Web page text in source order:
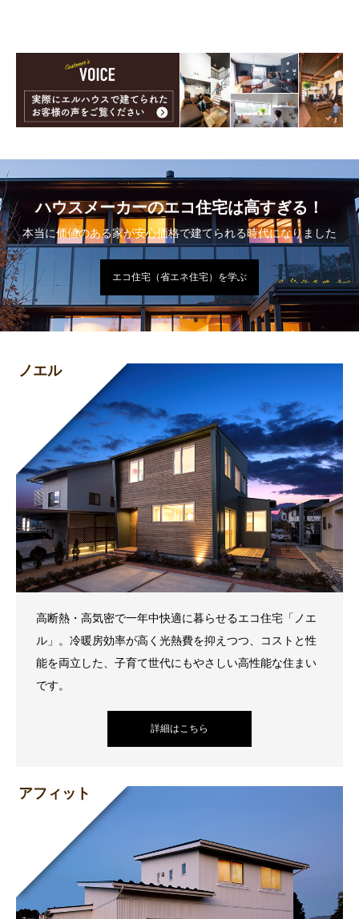
ハウスメーカーのエコ住宅は高すぎる！
本当に価値のある家が安心価格で建てられる時代になりました
エコ住宅（省エネ住宅）を学ぶ
ノエル
高断熱・高気密で一年中快適に暮らせるエコ住宅「ノエ
ル」。冷暖房効率が高く光熱費を抑えつつ、コストと性
能を両立した、子育て世代にもやさしい高性能な住まい
です。
詳細はこちら
アフィット